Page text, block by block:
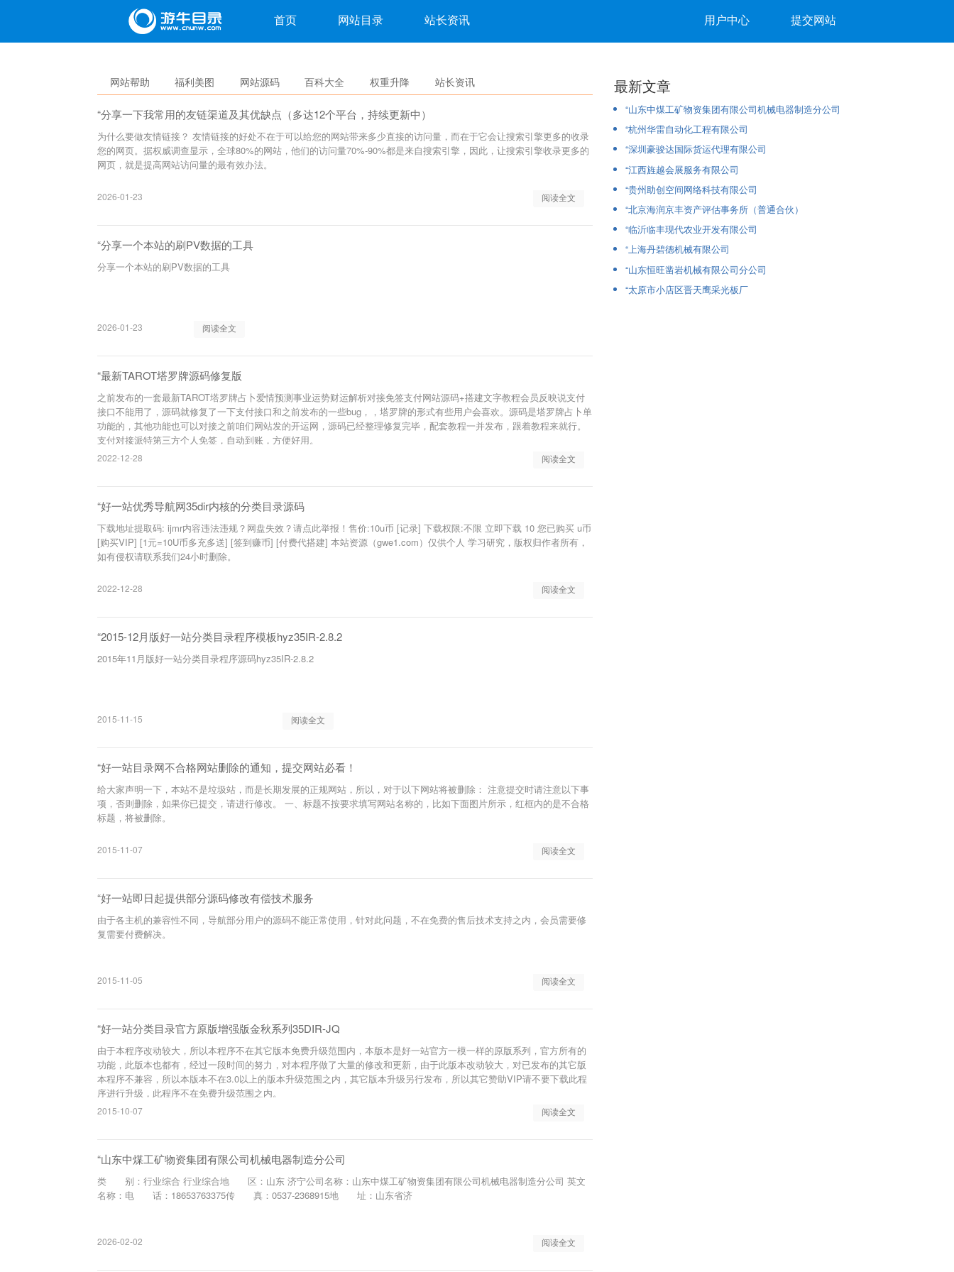
首页 网站目录 站长资讯 用户中心 提交网站
网站帮助 福利美图 网站源码 百科大全 权重升降 站长资讯
“分享一下我常用的友链渠道及其优缺点（多达12个平台，持续更新中）
为什么要做友情链接？ 友情链接的好处不在于可以给您的网站带来多少直接的访问量，而在于它会让搜索引擎更多的收录
您的网页。据权威调查显示，全球80%的网站，他们的访问量70%-90%都是来自搜索引擎，因此，让搜索引擎收录更多的
网页，就是提高网站访问量的最有效办法。
阅读全文
2026-01-23
“分享一个本站的刷PV数据的工具
分享一个本站的刷PV数据的工具
阅读全文
2026-01-23
“最新TAROT塔罗牌源码修复版
之前发布的一套最新TAROT塔罗牌占卜爱情预测事业运势财运解析对接免签支付网站源码+搭建文字教程会员反映说支付
接口不能用了，源码就修复了一下支付接口和之前发布的一些bug，，塔罗牌的形式有些用户会喜欢。源码是塔罗牌占卜单
功能的，其他功能也可以对接之前咱们网站发的开运网，源码已经整理修复完毕，配套教程一并发布，跟着教程来就行。
支付对接派特第三方个人免签，自动到账，方便好用。
阅读全文
2022-12-28
“好一站优秀导航网35dir内核的分类目录源码
下载地址提取码: ijmr内容违法违规？网盘失效？请点此举报！售价:10u币 [记录] 下载权限:不限 立即下载 10 您已购买 u币
[购买VIP] [1元=10U币多充多送] [签到赚币] [付费代搭建] 本站资源（gwe1.com）仅供个人 学习研究，版权归作者所有，
如有侵权请联系我们24小时删除。
阅读全文
2022-12-28
“2015-12月版好一站分类目录程序模板hyz35IR-2.8.2
2015年11月版好一站分类目录程序源码hyz35IR-2.8.2
阅读全文
2015-11-15
“好一站目录网不合格网站删除的通知，提交网站必看！
给大家声明一下，本站不是垃圾站，而是长期发展的正规网站，所以，对于以下网站将被删除： 注意提交时请注意以下事
项，否则删除，如果你已提交，请进行修改。 一、标题不按要求填写网站名称的，比如下面图片所示，红框内的是不合格
标题，将被删除。
阅读全文
2015-11-07
“好一站即日起提供部分源码修改有偿技术服务
由于各主机的兼容性不同，导航部分用户的源码不能正常使用，针对此问题，不在免费的售后技术支持之内，会员需要修
复需要付费解决。
阅读全文
2015-11-05
“好一站分类目录官方原版增强版金秋系列35DIR-JQ
由于本程序改动较大，所以本程序不在其它版本免费升级范围内，本版本是好一站官方一模一样的原版系列，官方所有的
功能，此版本也都有，经过一段时间的努力，对本程序做了大量的修改和更新，由于此版本改动较大，对已发布的其它版
本程序不兼容，所以本版本不在3.0以上的版本升级范围之内，其它版本升级另行发布，所以其它赞助VIP请不要下载此程
序进行升级，此程序不在免费升级范围之内。
阅读全文
2015-10-07
“山东中煤工矿物资集团有限公司机械电器制造分公司
类 别：行业综合 行业综合地 区：山东 济宁公司名称：山东中煤工矿物资集团有限公司机械电器制造分公司 英文
名称：电 话：18653763375传 真：0537-2368915地 址：山东省济
阅读全文
2026-02-02
最新文章
“山东中煤工矿物资集团有限公司机械电器制造分公司
“杭州华雷自动化工程有限公司
“深圳豪骏达国际货运代理有限公司
“江西旌越会展服务有限公司
“贵州助创空间网络科技有限公司
“北京海润京丰资产评估事务所（普通合伙）
“临沂临丰现代农业开发有限公司
“上海丹碧德机械有限公司
“山东恒旺凿岩机械有限公司分公司
“太原市小店区晋天鹰采光板厂